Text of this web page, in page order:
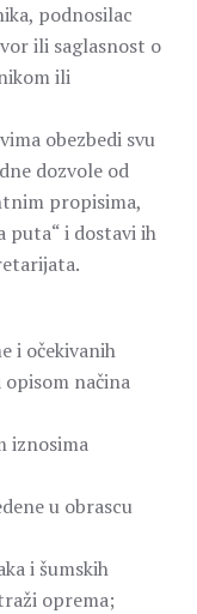
podnosilac
ili saglasnost o
ili
obezbedi svu
dozvole od
propisima,
puta“ i dostavi ih
i očekivanih
načina
iznosima
u obrascu
i šumskih
oprema;